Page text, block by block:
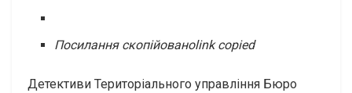
Посилання скопійованоlink copied
Детективи Територіального управління Бюро